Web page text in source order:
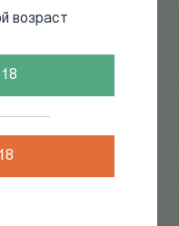
возраст
журнал